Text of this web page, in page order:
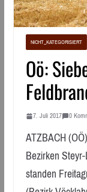
NICHT_KATEGORISIERT
Oö:
7. Juli 2017 0
ATZBACH
Bezirken
standen